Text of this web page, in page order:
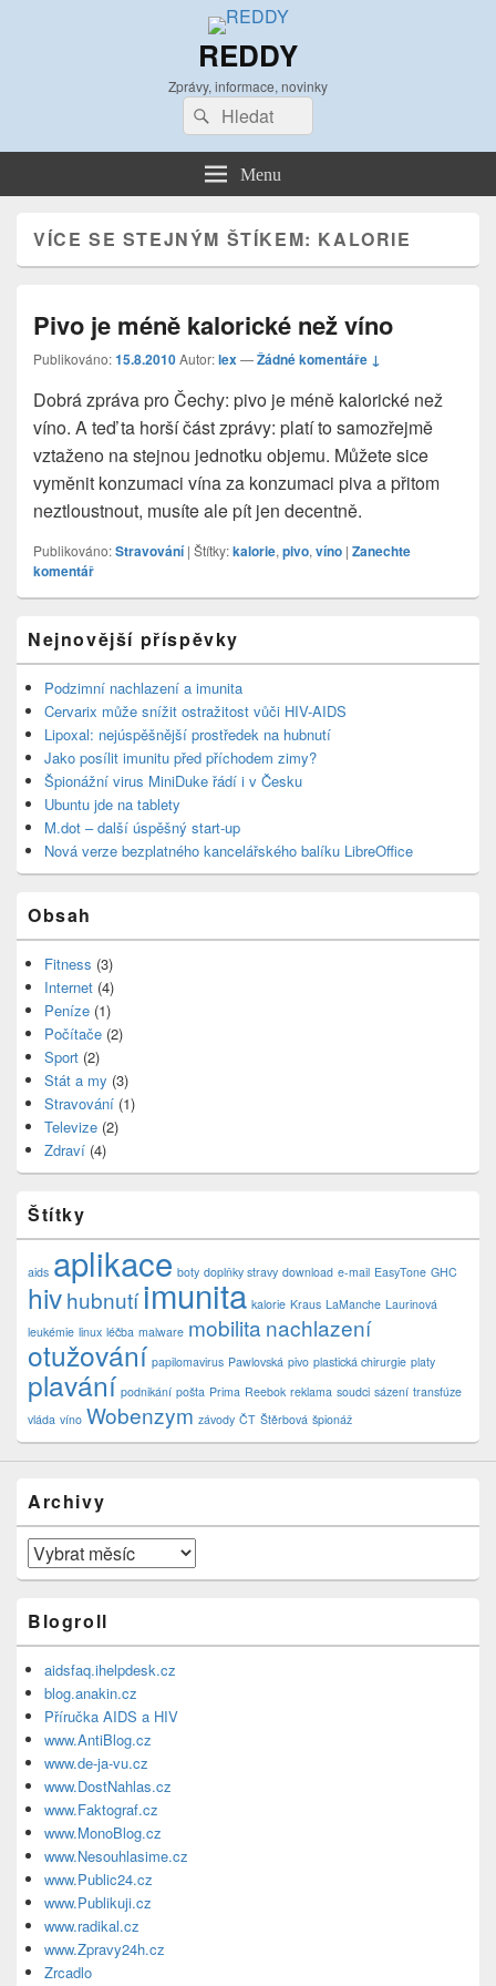
REDDY
Zprávy, informace, novinky
Search
for:
Search
Menu
VÍCE SE STEJNÝM ŠTÍKEM: KALORIE
Pivo je méně kalorické než víno
Publikováno:15.8.2010Autor:lex—Žádné komentáře ↓
Dobrá zpráva pro Čechy: pivo je méně kalorické než
víno. A teď ta horší část zprávy: platí to samozřejmě
vztaženo na stejnou jednotku objemu. Můžete sice
vyměnit konzumaci vína za konzumaci piva a přitom
neztloustnout, musíte ale pít jen decentně.
Publikováno:Stravování | Štítky:kalorie, pivo, víno | Zanechte
komentář
Sidebar
Widget
Area
Nejnovější příspěvky
Podzimní nachlazení a imunita
Cervarix může snížit ostražitost vůči HIV-AIDS
Lipoxal: nejúspěšnější prostředek na hubnutí
Jako posílit imunitu před příchodem zimy?
Špionážní virus MiniDuke řádí i v Česku
Ubuntu jde na tablety
M.dot – další úspěšný start-up
Nová verze bezplatného kancelářského balíku LibreOffice
Obsah
Fitness (3)
Internet (4)
Peníze (1)
Počítače (2)
Sport (2)
Stát a my (3)
Stravování (1)
Televize (2)
Zdraví (4)
Štítky
aids aplikace boty doplňky stravy download e-mail EasyTone GHC
hivhubnutíimunita kalorie Kraus LaManche Laurinová
leukémie linux léčba malware mobilita nachlazení
otužování papilomavirus Pawlovská pivo plastická chirurgie platy
plavání podnikání pošta Prima Reebok reklama soudci sázení transfúze
vláda víno Wobenzym závody ČT Štěrbová špionáž
Archivy
Archivy
Blogroll
aidsfaq.ihelpdesk.cz
blog.anakin.cz
Příručka AIDS a HIV
www.AntiBlog.cz
www.de-ja-vu.cz
www.DostNahlas.cz
www.Faktograf.cz
www.MonoBlog.cz
www.Nesouhlasime.cz
www.Public24.cz
www.Publikuji.cz
www.radikal.cz
www.Zpravy24h.cz
Zrcadlo